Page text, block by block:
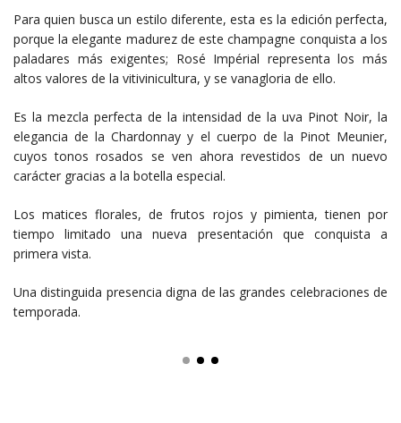
Para quien busca un estilo diferente, esta es la edición perfecta,
porque la elegante madurez de este champagne conquista a los
paladares más exigentes; Rosé Impérial representa los más
altos valores de la vitivinicultura, y se vanagloria de ello.
Es la mezcla perfecta de la intensidad de la uva Pinot Noir, la
elegancia de la Chardonnay y el cuerpo de la Pinot Meunier,
cuyos tonos rosados se ven ahora revestidos de un nuevo
carácter gracias a la botella especial.
Los matices florales, de frutos rojos y pimienta, tienen por
tiempo limitado una nueva presentación que conquista a
primera vista.
Una distinguida presencia digna de las grandes celebraciones de
temporada.